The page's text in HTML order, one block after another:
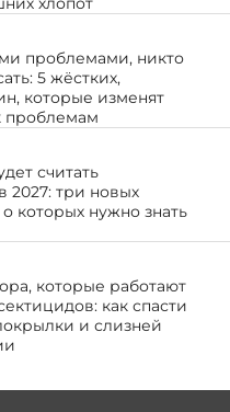
проблемами, никто
5 жёстких,
которые изменят
проблемам
считать
2027: три новых
которых нужно знать
которые работают
как спасти
и слизней